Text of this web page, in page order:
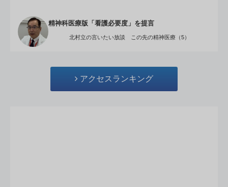
精神科医療版「看護必要度」を提言
北村立の言いたい放談 この先の精神医療（5）
アクセスランキング